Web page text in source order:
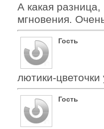
А какая
мгновения.
Гость
лютики-цветочки
Гость